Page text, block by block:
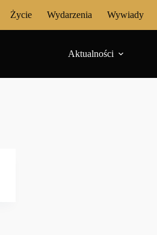
Życie Wydarzenia Wywiady
Aktualności